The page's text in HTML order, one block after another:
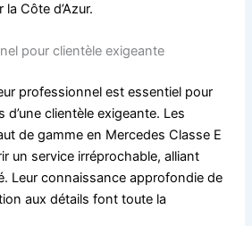
Côte d’Azur.
pour clientèle exigeante
professionnel est essentiel pour
clientèle exigeante. Les
de gamme en Mercedes Classe E
un service irréprochable, alliant
Leur connaissance approfondie de
aux détails font toute la